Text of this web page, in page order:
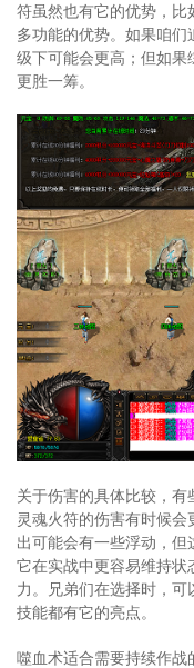
符虽然也有它的优势，比
多功能的优势。如果咱
级下可能会更高；但如
更胜一筹。
关于伤害的具体比较，有
灵魂火符的伤害有时候
出可能会有一些浮动，
它在实战中更容易维持
力。兄弟们在选择时，
技能都有它的亮点。
噬血术适合需要持续作